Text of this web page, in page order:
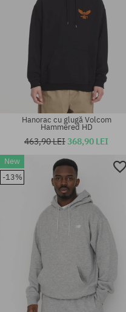
Mărimi existente:
M; L; XL
Hanorac cu glugă Volcom
Hammered HD
463,90 LEI368,90 LEI
New
-13%